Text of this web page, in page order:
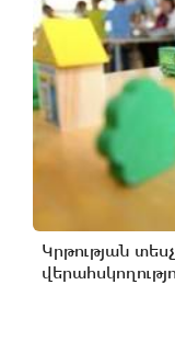
Կրթության